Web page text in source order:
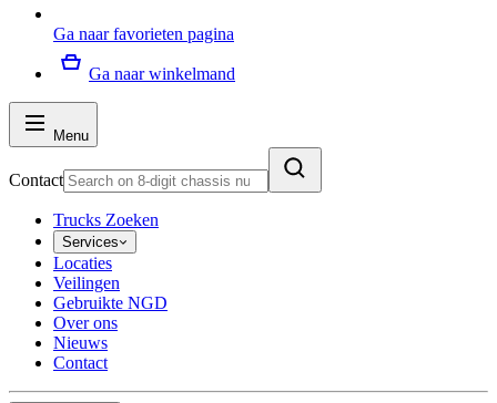
Ga naar favorieten pagina
Ga naar winkelmand
Menu
Contact
Trucks Zoeken
Services
Locaties
Veilingen
Gebruikte NGD
Over ons
Nieuws
Contact